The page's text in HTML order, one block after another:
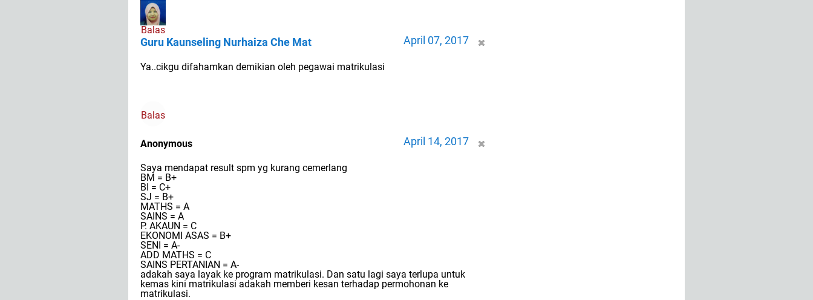
Balas
Guru Kaunseling Nurhaiza Che Mat April 07, 2017
Ya..cikgu difahamkan demikian oleh pegawai matrikulasi
Balas
Anonymous April 14, 2017
Saya mendapat result spm yg kurang cemerlang
BM = B+
BI = C+
SJ = B+
MATHS = A
SAINS = A
P. AKAUN = C
EKONOMI ASAS = B+
SENI = A-
ADD MATHS = C
SAINS PERTANIAN = A-
adakah saya layak ke program matrikulasi. Dan satu lagi saya terlupa untuk
kemas kini matrikulasi adakah memberi kesan terhadap permohonan ke
matrikulasi.